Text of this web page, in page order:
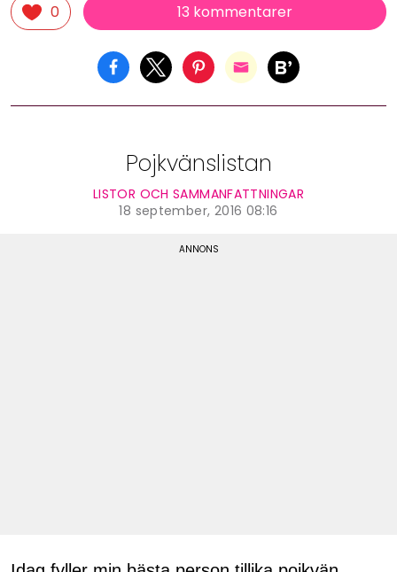
0 13 kommentarer
Pojkvänslistan
LISTOR OCH SAMMANFATTNINGAR
18 september, 2016 08:16